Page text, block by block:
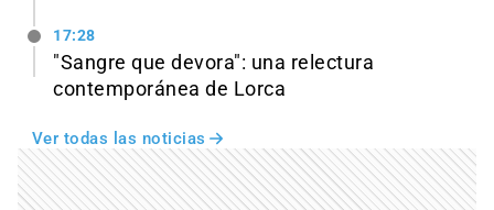
17:28
"Sangre que devora": una relectura
contemporánea de Lorca
Ver todas las noticias